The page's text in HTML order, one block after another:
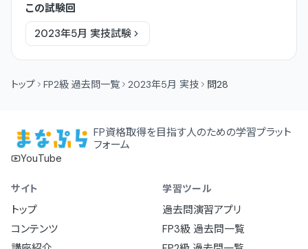
この試験回
2023年5月 実技試験
トップ FP2級 過去問一覧 2023年5月 実技 問28
FP資格取得を目指す人のための学習プラット
フォーム
YouTube
サイト
トップ
コンテンツ
学習ツール
過去問演習アプリ
FP3級 過去問一覧